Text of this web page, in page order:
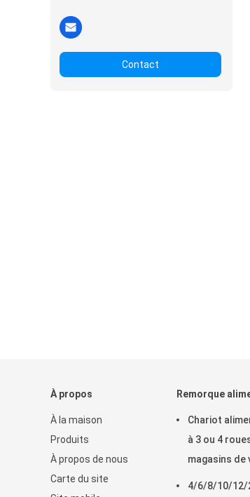
Contact
À propos
À la maison
Produits
À propos de nous
Carte du site
Remorque
Chariot
à 3 ou 4
magasins de
4/6/8/10/12/